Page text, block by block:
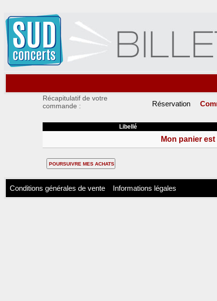
Réservation
Récapitulatif de votre
commande :
Libellé
Mon panier est
Conditions générales de vente Informations légales